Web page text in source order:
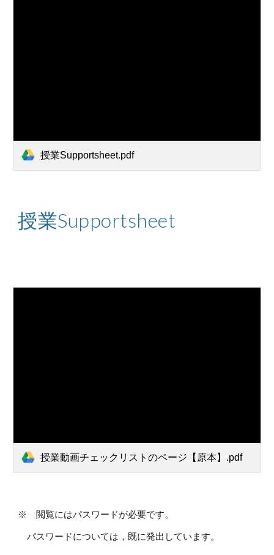
授業Supportsheet.pdf
授業Supportsheet
授業動画チェックリストのページ【原本】.pdf
※ 閲覧にはパスワードが必要です。
パスワードについては，既に発出しています。